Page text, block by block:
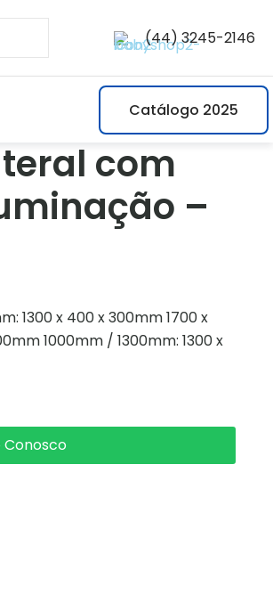
(44) 3245-2146
Catálogo 2025
com
–
1300 x 400 x 300mm 1700 x
1000mm / 1300mm: 1300 x
Conosco